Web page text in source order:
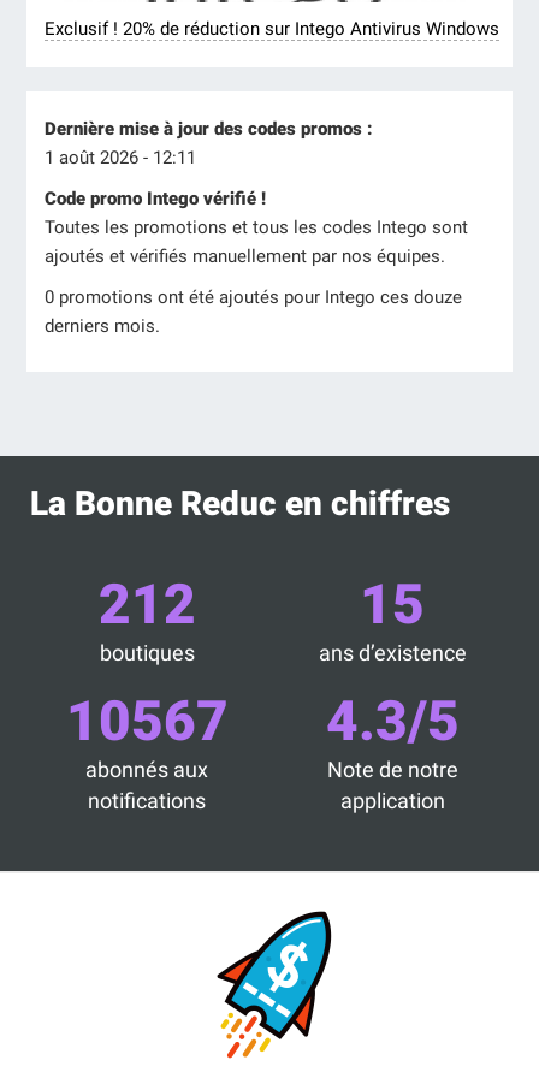
Exclusif ! 20% de réduction sur Intego Antivirus Windows
Dernière mise à jour des codes promos :
1 août 2026 - 12:11
Code promo Intego vérifié !
Toutes les promotions et tous les codes Intego sont
ajoutés et vérifiés manuellement par nos équipes.
0 promotions ont été ajoutés pour Intego ces douze
derniers mois.
La Bonne Reduc en chiffres
212
boutiques
15
ans d’existence
10567
abonnés aux
notifications
4.3/5
Note de notre
application